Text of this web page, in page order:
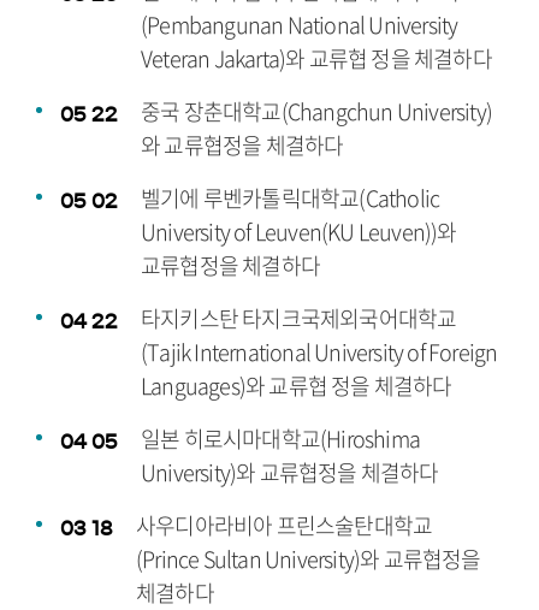
(Pembangunan National University
Veteran Jakarta)와 교류협 정을 체결하다
05 22
중국 장춘대학교(Changchun University)
와 교류협정을 체결하다
05 02
벨기에 루벤카톨릭대학교(Catholic
University of Leuven(KU Leuven))와
교류협정을 체결하다
0422
타지키스탄 타지크국제외국어대학교
(Tajik International University of Foreign
Languages)와 교류협 정을 체결하다
0405
일본 히로시마대학교(Hiroshima
University)와 교류협정을 체결하다
03 18
사우디아라비아 프린스술탄대학교
(Prince Sultan University)와 교류협정을
체결하다